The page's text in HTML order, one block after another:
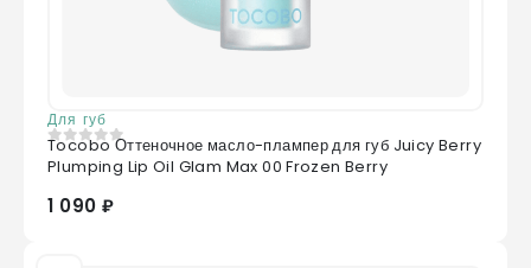
Для губ
0 из 5
Tocobo Оттеночное масло-плампер для губ Juicy Berry
Plumping Lip Oil Glam Max 00 Frozen Berry
1 090 ₽